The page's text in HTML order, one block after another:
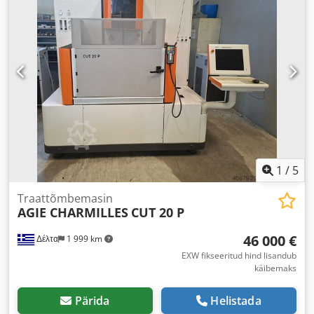
1 / 5
Δέλτα 1 999 km
Traattõmbemasin
AGIE CHARMILLES CUT 20 P
46 000 €
EXW fikseeritud hind lisandub
käibemaks
Pärida Helistada